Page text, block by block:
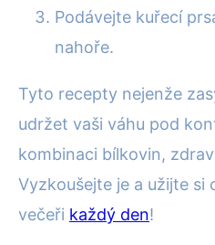
Podávejte kuřecí
nahoře.
Tyto recepty nejenže
udržet vaši váhu pod
kombinaci bílkovin,
Vyzkoušejte je a užijte si
večeři každý den!